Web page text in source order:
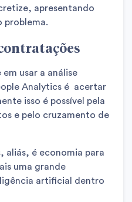
apresentando
problema.
usar a análise
Analytics é acertar
isso é possível pela
e pelo cruzamento de
é economia para
uma grande
artificial dentro